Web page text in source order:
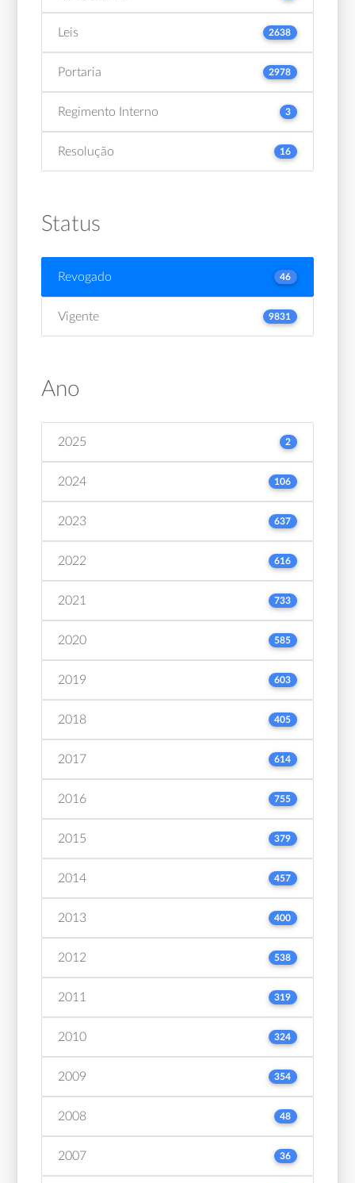
Leis 2638
Portaria 2978
Regimento Interno 3
Resolução 16
Status
Revogado 46
Vigente 9831
Ano
2025 2
2024 106
2023 637
2022 616
2021 733
2020 585
2019 603
2018 405
2017 614
2016 755
2015 379
2014 457
2013 400
2012 538
2011 319
2010 324
2009 354
2008 48
2007 36